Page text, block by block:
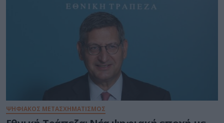
ΨΗΦΙΑΚΟΣ ΜΕΤΑΣΧΗΜΑΤΙΣΜΟΣ